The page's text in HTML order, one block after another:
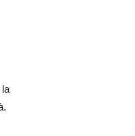
la